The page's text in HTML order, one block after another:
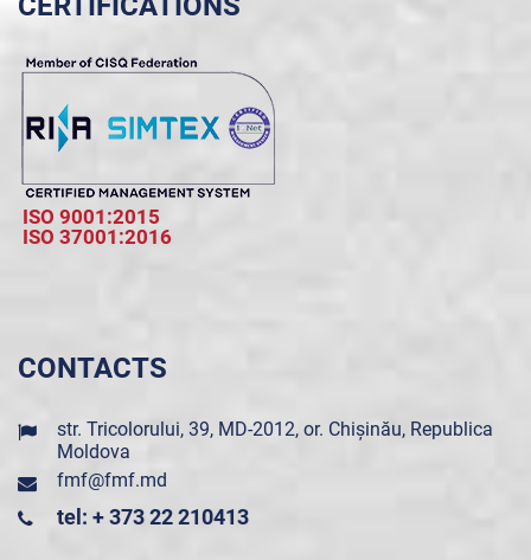
ISO 9001:2015
ISO 37001:2016
CONTACTS
str. Tricolorului, 39, MD-2012, or. Chișinău, Republica
Moldova
fmf@fmf.md
tel: + 373 22 210413